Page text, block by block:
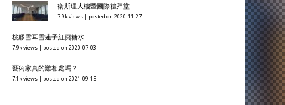
衞斯理大樓暨國際禮拜堂
7.9k views posted on 2020-11-27
桃膠雪耳雪蓮子紅棗糖水
7.9k views posted on 2020-07-03
藝術家真的難相處嗎？
7.1k views posted on 2021-09-15